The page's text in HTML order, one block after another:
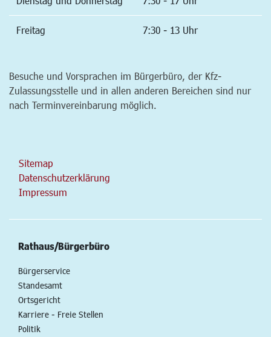
Freitag 7:30 - 13 Uhr
Besuche und Vorsprachen im Bürgerbüro, der Kfz-
Zulassungsstelle und in allen anderen Bereichen sind nur
nach Terminvereinbarung möglich.
Sitemap
Datenschutzerklärung
Impressum
Rathaus/Bürgerbüro
Bürgerservice
Standesamt
Ortsgericht
Karriere - Freie Stellen
Politik